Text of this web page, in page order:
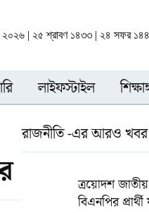
২০২৬ | ২৫ শ্রাবণ ১৪৩৩ | ২৪ সফর
লাইফস্টাইল
রাজনীতি -এর আরও খবর
ত্রয়োদশ
বিএনপির প্রার্থী